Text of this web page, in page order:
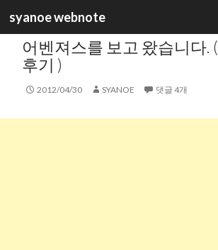
syanoe webnote
색
뛰
카테고리 :
어벤져스를 보고 왔습니다.
후기 )
2012/04/30 SYANOE 댓글 4개